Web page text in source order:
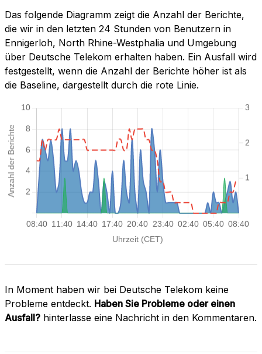
Das folgende Diagramm zeigt die Anzahl der Berichte,
die wir in den letzten 24 Stunden von Benutzern in
Ennigerloh, North Rhine-Westphalia und Umgebung
über Deutsche Telekom erhalten haben. Ein Ausfall wird
festgestellt, wenn die Anzahl der Berichte höher ist als
die Baseline, dargestellt durch die rote Linie.
In Moment haben wir bei Deutsche Telekom keine
Probleme entdeckt. Haben Sie Probleme oder einen
Ausfall? hinterlasse eine Nachricht in den Kommentaren.